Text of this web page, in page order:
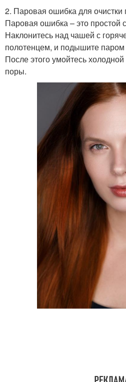
2. Паровая ошибка для очистки
Паровая ошибка – это простой
Наклонитесь над чашей с
полотенцем, и подышите паром
После этого умойтесь
поры.